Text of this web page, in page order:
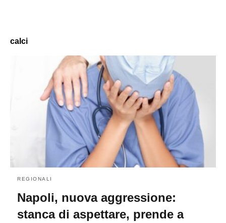
calci
REGIONALI
Napoli, nuova aggressione:
stanca di aspettare, prende a